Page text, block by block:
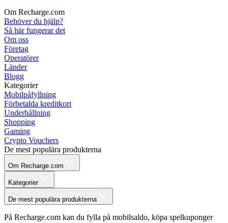
Om Recharge.com
Behöver du hjälp?
Så här fungerar det
Om oss
Företag
Operatörer
Länder
Blogg
Kategorier
Mobilpåfyllning
Förbetalda kreditkort
Underhållning
Shopping
Gaming
Crypto Vouchers
De mest populära produkterna
Om Recharge.com
Kategorier
De mest populära produkterna
På Recharge.com kan du fylla på mobilsaldo, köpa spelkuponger